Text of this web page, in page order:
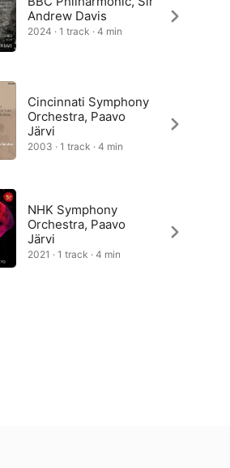
Andrew Davis
2024 · 1 track · 4 min
Cincinnati Symphony
Orchestra, Paavo
Järvi
2003 · 1 track · 4 min
NHK Symphony
Orchestra, Paavo
Järvi
2021 · 1 track · 4 min